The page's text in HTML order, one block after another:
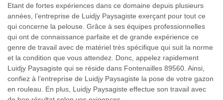
Etant de fortes expériences dans ce domaine depuis plusieurs
années, l’entreprise de Luidjy Paysagiste exerçant pour tout ce
qui concerne la pelouse. Grâce à ses équipes professionnelles
qui ont de connaissance parfaite et de grande expérience ce
genre de travail avec de matériel très spécifique qui suit la norme
et la condition que vous attendez. Donc, appelez rapidement
Luidjy Paysagiste qui se réside dans Fontenailles 89560. Ainsi,
confiez à l’entreprise de Luidjy Paysagiste la pose de votre gazon
en rouleau. En plus, Luidjy Paysagiste effectue son travail avec